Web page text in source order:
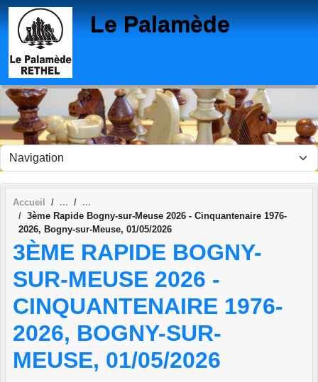
Le Palamède
Accueil
3ème Rapide Bogny-sur-Meuse 2026 - Cinquantenaire 1976-
2026, Bogny-sur-Meuse, 01/05/2026
3ÈME RAPIDE BOGNY-
SUR-MEUSE 2026 -
CINQUANTENAIRE 1976-
2026, BOGNY-SUR-
MEUSE, 01/05/2026
Panneau de gestion des cookies